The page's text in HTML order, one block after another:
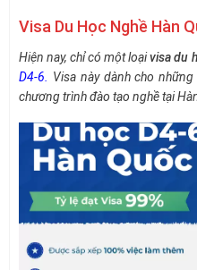
Visa Du Học Nghề Hàn
Hiện nay, chỉ có một loạivisa du
D4-6.
Visa này dành cho
chương trình đào tạo nghề tại